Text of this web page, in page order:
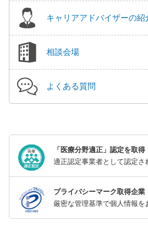
キャリアアドバイザーの紹
相談会場
よくある質問
「医療分野適正」認定を取得
適正認定事業者として認定さ
プライバシーマーク取得企業
厳密な管理基準で個人情報を